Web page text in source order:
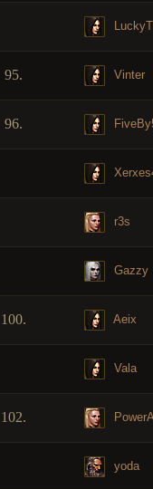
95. Vinter
96.
r3s
Gazzy
100. Aeix
Vala
102.
yoda